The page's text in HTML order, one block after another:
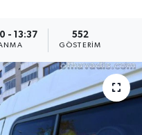
- 13:37 552
GÖSTERIM